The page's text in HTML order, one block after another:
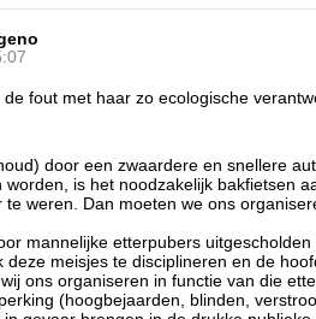
fout met haar zo ecologische
door een zwaardere en snellere
is het noodzakelijk bakfietsen
te weren. Dan moeten we ons
mannelijke etterpubers
deze meisjes te disciplineren en de
ons organiseren in functie van die
(hoogbejaarden, blinden,